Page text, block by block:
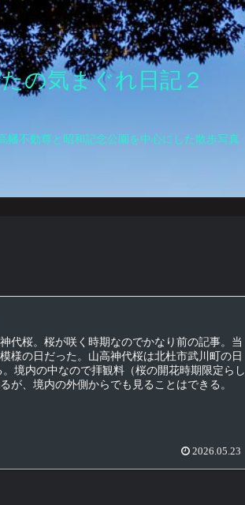
の気まぐれ日記２
幡不動尊と昭和記念公園を中心にした散歩写真
代桜。桜が咲く時期なのでかなり前の記事。当
様の日だった。山高神代桜は北杜市武川町の日
境内の中なので拝観料（桜の開花時期限定らし
が、境内の外側からでも見ることはできる。
2026.05.23